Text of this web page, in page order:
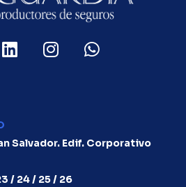
Salvador. Edif. Corporativo
/ 24 / 25 / 26